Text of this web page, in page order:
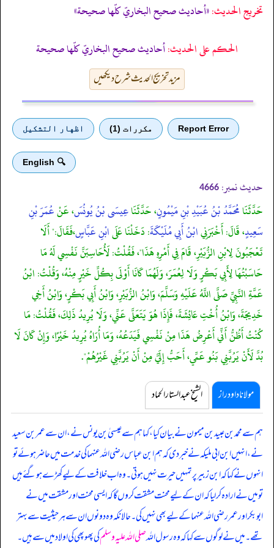
تخریج الحدیث:«أحاديث صحيح البخاريّ كلّها صحيحة»
الحكم على الحديث:أحاديث صحيح البخاريّ كلّها صحيحة
مزید تخریج الحدیث شرح دیکھیں
Report Error مكررات (1) اظهار التشكيل
🔍 English
حدیث نمبر: 4666
حَدَّثَنَامُحَمَّدُ بْنُ عُبَيْدِ بْنِ مَيْمُونٍ، حَدَّثَنَاعِيسَى بْنُ يُونُسَ، عَنْعُمَرَ بْنِ
سَعِيدٍ، قَالَ: أَخْبَرَنِيابْنُ أَبِي مُلَيْكَةَ: دَخَلْنَا عَلَىابْنِ عَبَّاسٍ،فَقَالَ:" أَلَا
تَعْجَبُونَ لِابْنِ الزُّبَيْرِ، قَامَ فِي أَمْرِهِ هَذَا"، فَقُلْتُ: لَأُحَاسِبَنَّ نَفْسِي لَهُ مَا
حَاسَبْتُهَا لِأَبِي بَكْرٍ وَلَا لِعُمَرَ، وَلَهُمَا كَانَا أَوْلَى بِكُلِّ خَيْرٍ مِنْهُ، وَقُلْتُ: ابْنُ
عَمَّةِ النَّبِيِّ صَلَّى اللَّهُ عَلَيْهِ وَسَلَّمَ، وَابْنُ الزُّبَيْرِ، وَابْنُ أَبِي بَكْرٍ، وَابْنُ أَخِي
خَدِيجَةَ، وَابْنُ أُخْتِ عَائِشَةَ، فَإِذَا هُوَ يَتَعَلَّى عَنِّي، وَلَا يُرِيدُ ذَلِكَ، فَقُلْتُ: مَا
كُنْتُ أَظُنُّ أَنِّي أَعْرِضُ هَذَا مِنْ نَفْسِي فَيَدَعُهُ، وَمَا أُرَاهُ يُرِيدُ خَيْرًا، وَإِنْ كَانَ لَا
بُدَّ لَأَنْ يَرُبَّنِي بَنُو عَمِّي، أَحَبُّ إِلَيَّ مِنْ أَنْ يَرُبَّنِي غَيْرُهُمْ".
مولانا داود راز الشیخ عبدالستار الحماد
ہم سے محمد بن عبید بن میمون نے بیان کیا، کہا ہم سے عیسیٰ بن یونس نے، ان سے عمر بن سعید
نے، انہیں ابن ابی ملیکہ نے خبر دی کہہم ابن عباس رضی اللہ عنہما کی خدمت میں حاضر ہوئے تو
انہوں نے کہا کہ ابن زبیر پر تمہیں حیرت نہیں ہوتی۔ وہ اب خلافت کے لیے کھڑے ہو گئے ہیں
تو میں نے ارادہ کر لیا کہ ان کے لیے محنت مشقت کروں گا کہ ایسی محنت اور مشقت میں نے
ابوبکر اور عمر رضی اللہ عنہما کے لیے بھی نہیں کی۔ حالانکہ وہ دونوں ان سے ہر حیثیت سے بہتر
تھے۔ میں نے لوگوں سے کہا کہ وہ رسول اللہصلی اللہ علیہ وسلمکی پھوپھی کی اولاد میں سے ہیں۔